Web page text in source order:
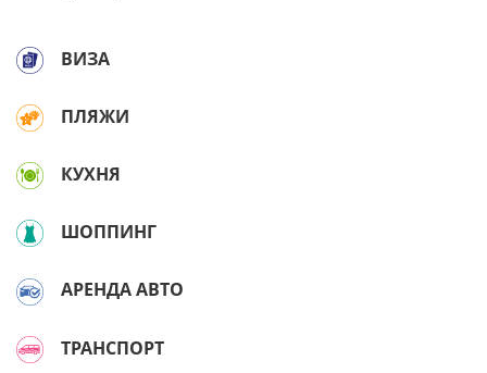
ВИЗА
ПЛЯЖИ
КУХНЯ
ШОППИНГ
АРЕНДА АВТО
ТРАНСПОРТ